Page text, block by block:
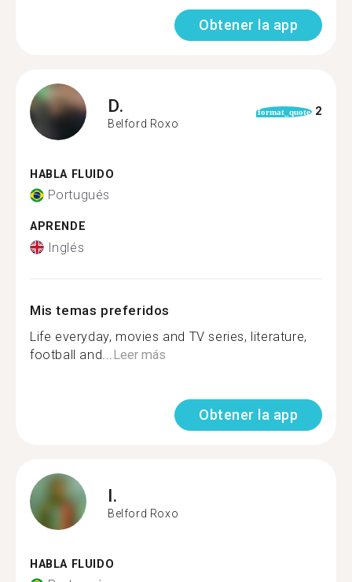
Obtener la app
D.
Belford Roxo
format_quote 2
HABLA FLUIDO
Portugués
APRENDE
Inglés
Mis temas preferidos
Life everyday, movies and TV series, literature,
football and... Leer más
Obtener la app
I.
Belford Roxo
HABLA FLUIDO